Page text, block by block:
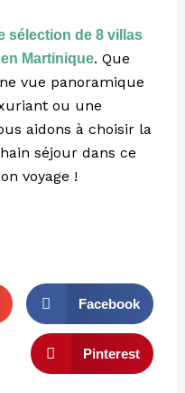
sélection de 8 villas
Martinique. Que
vue panoramique
ou une
aidons à choisir la
séjour dans ce
voyage !
Facebook
Pinterest